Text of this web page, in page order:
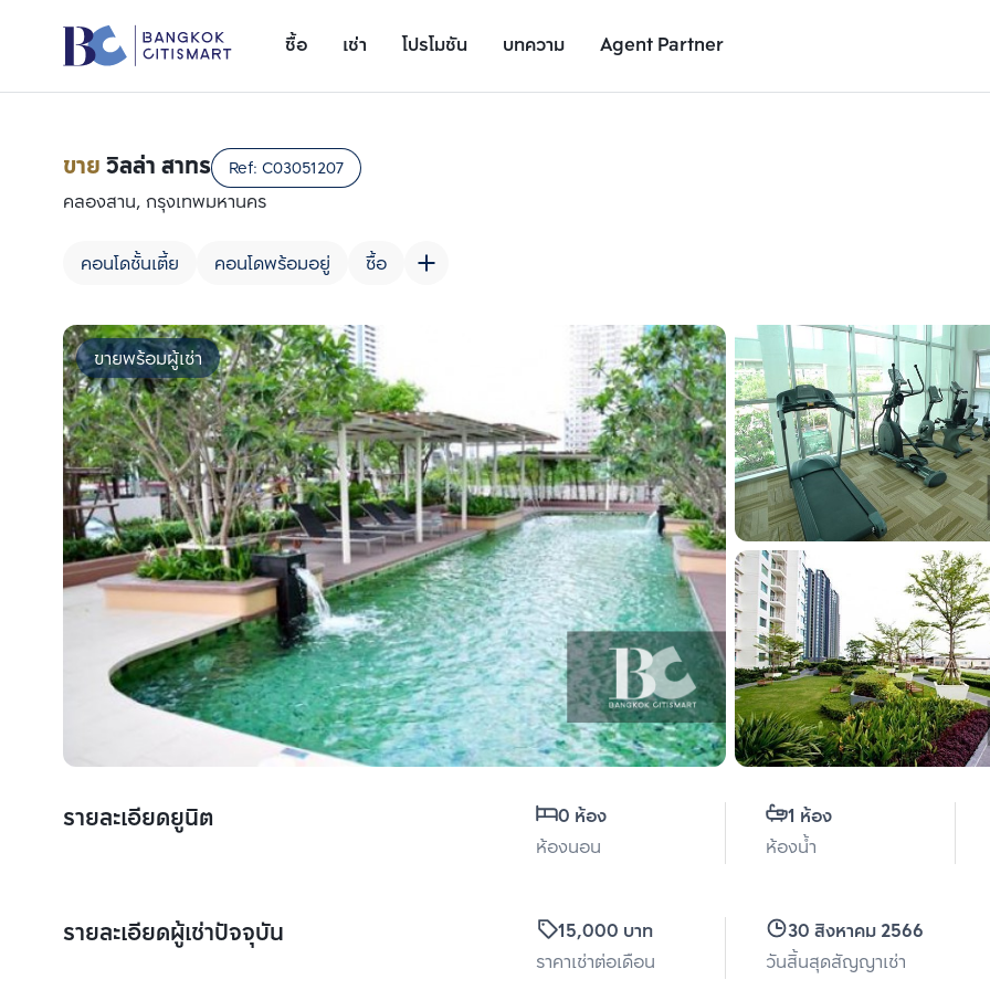
ซื้อ เช่า โปรโมชัน บทความ Agent Partner
รายละเอียดยูนิต
ขายวิลล่า สาทร Ref: C03051207
คลองสาน, กรุงเทพมหานคร
คอนโดชั้นเตี้ย คอนโดพร้อมอยู่ ซื้อ
ขายพร้อมผู้เช่า
รายละเอียดยูนิต
0 ห้อง
ห้องนอน
1 ห้อง
ห้องน้ำ
รายละเอียดผู้เช่าปัจจุบัน
15,000 บาท
ราคาเช่าต่อเดือน
30 สิงหาคม 2566
วันสิ้นสุดสัญญาเช่า
เพิ่มยูนิตเปรียบเทียบ
รายการที่ 1
เพิ่มยูนิตเปรียบเทียบ
รายการที่ 2
เพิ่มยูนิตเปรียบเทียบ
รายการที่ 3